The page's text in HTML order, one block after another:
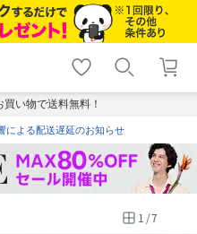
shopping_cart lock_outline
ログイン
い物で送料無料！
による配送遅延のお知らせ
1 /7